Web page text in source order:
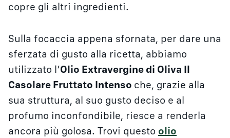
copre gli altri ingredienti.
Sulla focaccia appena sfornata, per dare una
sferzata di gusto alla ricetta, abbiamo
utilizzato l’Olio Extravergine di Oliva Il
Casolare Fruttato Intenso che, grazie alla
sua struttura, al suo gusto deciso e al
profumo inconfondibile, riesce a renderla
ancora più golosa. Trovi questo olio